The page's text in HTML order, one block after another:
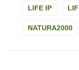
LIFE IP
NATURA2000